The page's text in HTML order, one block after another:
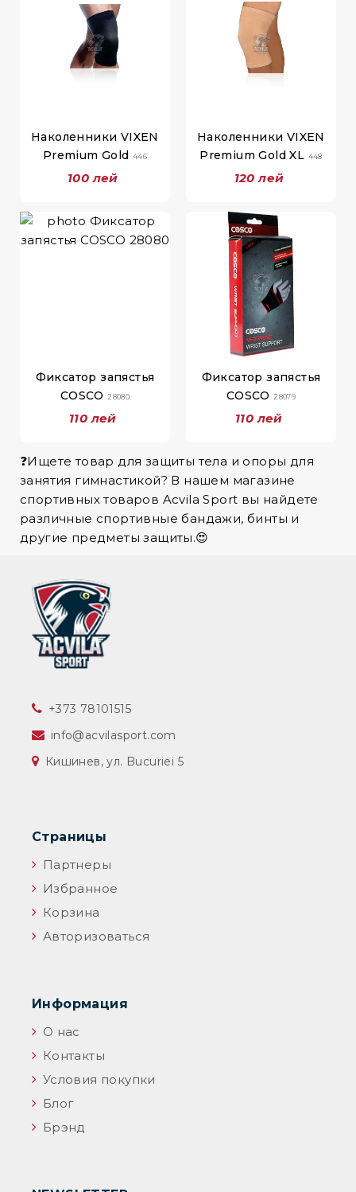
Наколенники VIXEN
Premium Gold 446
100 лей
Наколенники VIXEN
Premium Gold XL 448
120 лей
Фиксатор запястья
COSCO28080
110 лей
Фиксатор запястья
COSCO28079
110 лей
❓Ищете товар для защиты тела и опоры для
занятия гимнастикой? В нашем магазине
спортивных товаров Acvila Sport вы найдете
различные спортивные бандажи, бинты и
другие предметы защиты.😍
‎+373 78101515
info@acvilasport.com
Кишинев, ул. Bucuriei 5
Страницы
Партнеры
Избранное
Корзина
Авторизоваться
Информация
О нас
Контакты
Условия покупки
Блог
Брэнд